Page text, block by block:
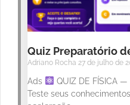
Quiz Preparatório
Adriano Rocha 27 de julho de
Ads
QUIZ DE FÍSICA —
Teste seus